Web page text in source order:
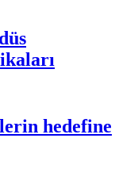
hedefine